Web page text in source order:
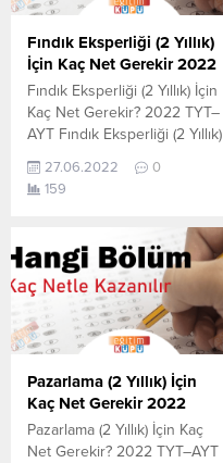
TYT Net Sihirbazı, YKS-TYT
Net Sihirbazı. Sayfamızdaki
verilerin tamamı
YÖK tarafından yayınlanmış
olan en...
Fındık Eksperliği (2 Yıllık)
İçin Kaç Net Gerekir 2022
Fındık Eksperliği (2 Yıllık) İçin
Kaç Net Gerekir? 2022 TYT–
AYT Fındık Eksperliği (2 Yıllık)
sorusunun cevabını
aşağıdan öğrenebilirsiniz. Bu
sınavında en son yerleşen
öğrencilerin yapmış olduğu
netlerdir. YÖKATLAS YKS-
TYT Net Sihirbazı, YKS-TYT
Net Sihirbazı. Sayfamızdaki
verilerin tamamı
YÖK tarafından yayınlanmış
olan en son güncel...
27.06.2022
0
159
Pazarlama (2 Yıllık) İçin
Kaç Net Gerekir 2022
Pazarlama (2 Yıllık) İçin Kaç
Net Gerekir? 2022 TYT–AYT